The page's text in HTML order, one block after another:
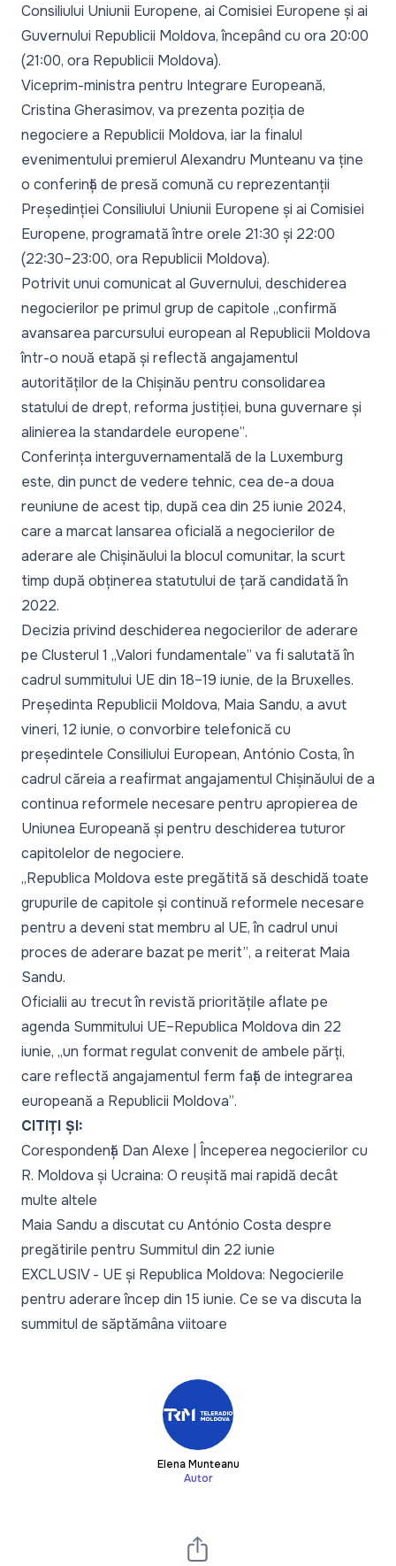
Consiliului Uniunii Europene, ai Comisiei Europene și ai
Guvernului Republicii Moldova, începând cu ora 20:00
(21:00, ora Republicii Moldova).
Viceprim-ministra pentru Integrare Europeană,
Cristina Gherasimov, va prezenta poziția de
negociere a Republicii Moldova, iar la finalul
evenimentului premierul Alexandru Munteanu va ține
o conferință de presă comună cu reprezentanții
Președinției Consiliului Uniunii Europene și ai Comisiei
Europene, programată între orele 21:30 și 22:00
(22:30–23:00, ora Republicii Moldova).
Potrivit unui comunicat al Guvernului, deschiderea
negocierilor pe primul grup de capitole „confirmă
avansarea parcursului european al Republicii Moldova
într-o nouă etapă și reflectă angajamentul
autorităților de la Chișinău pentru consolidarea
statului de drept, reforma justiției, buna guvernare și
alinierea la standardele europene”.
Conferința interguvernamentală de la Luxemburg
este, din punct de vedere tehnic, cea de-a doua
reuniune de acest tip, după cea din 25 iunie 2024,
care a marcat lansarea oficială a negocierilor de
aderare ale Chișinăului la blocul comunitar, la scurt
timp după obținerea statutului de țară candidată în
2022.
Decizia privind deschiderea negocierilor de aderare
pe Clusterul 1 „Valori fundamentale” va fi salutată în
cadrul summitului UE din 18–19 iunie, de la Bruxelles.
Președinta Republicii Moldova, Maia Sandu, a avut
vineri, 12 iunie, o convorbire telefonică cu
președintele Consiliului European, António Costa, în
cadrul căreia a reafirmat angajamentul Chișinăului de a
continua reformele necesare pentru apropierea de
Uniunea Europeană și pentru deschiderea tuturor
capitolelor de negociere.
„Republica Moldova este pregătită să deschidă toate
grupurile de capitole și continuă reformele necesare
pentru a deveni stat membru al UE, în cadrul unui
proces de aderare bazat pe merit”, a reiterat Maia
Sandu.
Oficialii au trecut în revistă prioritățile aflate pe
agenda Summitului UE–Republica Moldova din 22
iunie, „un format regulat convenit de ambele părți,
care reflectă angajamentul ferm față de integrarea
europeană a Republicii Moldova”.
CITIȚI ȘI:
Corespondență Dan Alexe | Începerea negocierilor cu
R. Moldova și Ucraina: O reușită mai rapidă decât
multe altele
Maia Sandu a discutat cu António Costa despre
pregătirile pentru Summitul din 22 iunie
EXCLUSIV - UE și Republica Moldova: Negocierile
pentru aderare încep din 15 iunie. Ce se va discuta la
summitul de săptămâna viitoare
Elena Munteanu
Autor